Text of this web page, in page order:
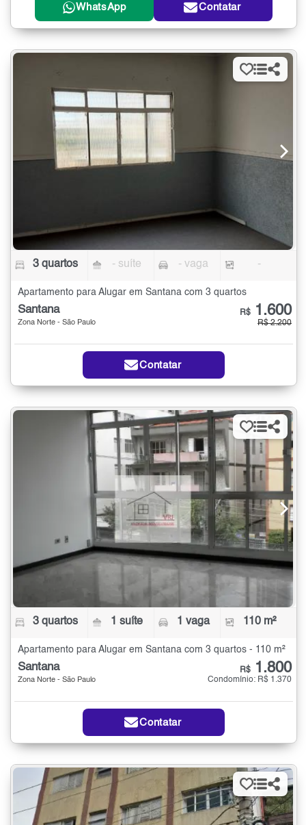
WhatsApp Contatar
3 quartos - suíte - vaga -
Apartamento para Alugar em Santana com 3 quartos
Santana
Zona Norte - São Paulo
R$ 1.600
R$ 2.200
Contatar
3 quartos 1 suíte 1 vaga 110 m²
Apartamento para Alugar em Santana com 3 quartos - 110 m²
Santana
Zona Norte - São Paulo
R$ 1.800
Condomínio: R$ 1.370
Contatar